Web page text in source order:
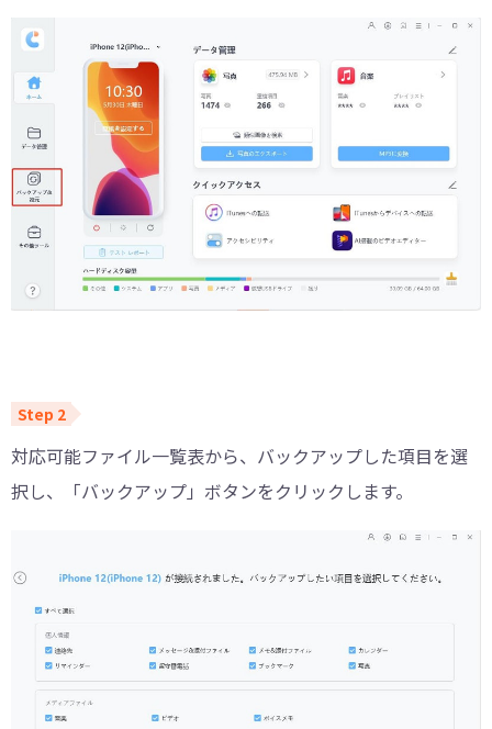
対応可能ファイル一覧表から、バックアップした項目を選
択し、「バックアップ」ボタンをクリックします。